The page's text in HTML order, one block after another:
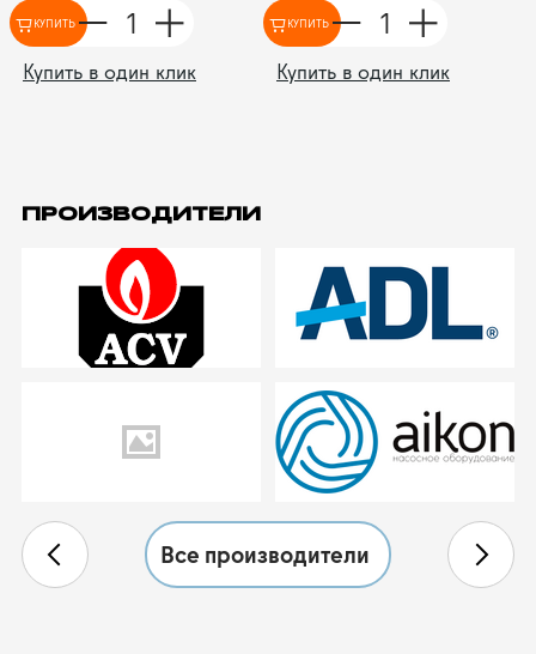
КУПИТЬ
Купить в один клик
КУПИТЬ
Купить в один клик
ПРОИЗВОДИТЕЛИ
Все производители